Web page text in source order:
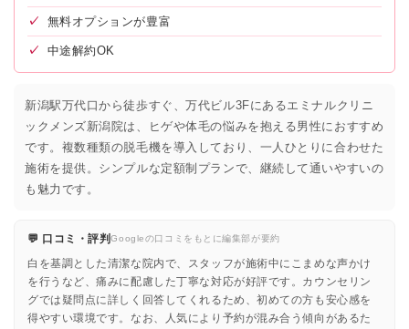
✓ 無料オプションが豊富
✓ 中途解約OK
新潟駅万代口から徒歩すぐ、万代ビル3Fにあるエミナルクリニ
ックメンズ新潟院は、ヒゲや体毛の悩みを抱える男性におすすめ
です。複数種類の脱毛機を導入しており、一人ひとりに合わせた
施術を提供。シンプルな定額制プランで、継続して通いやすいの
も魅力です。
💬 口コミ・評判Googleの口コミをもとに編集部が要約
白を基調とした清潔な院内で、スタッフが施術中にこまめな声かけ
を行うなど、痛みに配慮した丁寧な対応が好評です。カウンセリン
グでは疑問点に詳しく回答してくれるため、初めての方も安心感を
得やすい環境です。なお、人気により予約が混み合う傾向があるた